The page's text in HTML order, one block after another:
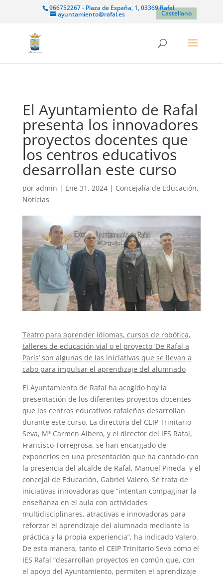
966752267 - Plaza de España, 1, 03369 Rafal
ayuntamiento@rafal.es Castellano
El Ayuntamiento de Rafal
presenta los innovadores
proyectos docentes que
los centros educativos
desarrollan este curso
por admin | Ene 31, 2024| Concejalía de Educación,
Noticias
Teatro para aprender idiomas, cursos de robótica,
talleres de educación vial o el proyecto ‘De Rafal a
París’ son algunas de las iniciativas que se llevan a
cabo para impulsar el aprendizaje del alumnado
El Ayuntamiento de Rafal ha acogido hoy la
presentación de los diferentes proyectos docentes
que los centros educativos rafaleños desarrollan
durante este curso. La directora del CEIP Trinitario
Seva, Mª Carmen Albero, y el director del IES Rafal,
Francisco Torregrosa, se han encargado de
exponerlos en una presentación que ha contado con
la presencia del alcalde de Rafal, Manuel Pineda, y el
concejal de Educación, Gabriel Valero. Se trata de
iniciativas innovadoras que “intentan compaginar la
enseñanza en el aula con actividades
multidisciplinares, atractivas e innovadoras para
reforzar el aprendizaje del alumnado mediante la
práctica y la propia experiencia”, ha indicado Valero.
De esta manera, tanto el CEIP Trinitario Seva como el
IES Rafal “desarrollan proyectos en común que, con
el apoyo del Ayuntamiento, permiten el aprendizaje